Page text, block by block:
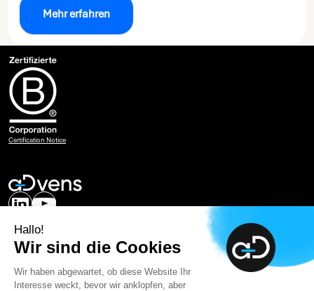
Hallo!
Wir sind die Cookies
Wir haben abgewartet, ob diese Website Ihr
Interesse weckt, bevor wir anklopfen, aber
Mehr erfahren
Certification Notice
Expertise
Kontakt
Mission
Karriere